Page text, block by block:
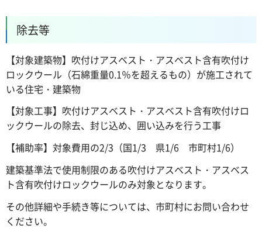
除去等
【対象建築物】吹付けアスベスト・アスベスト含有吹付け
ロックウール（石綿重量0.1％を超えるもの）が施工されて
いる住宅・建築物
【対象工事】吹付けアスベスト・アスベスト含有吹付けロ
ックウールの除去、封じ込め、囲い込みを行う工事
【補助率】対象費用の2/3（国1/3 県1/6 市町村1/6）
建築基準法で使用制限のある吹付けアスベスト・アスベス
ト含有吹付けロックウールのみ対象となります。
その他詳細や手続き等については、市町村にお問い合わせ
ください。